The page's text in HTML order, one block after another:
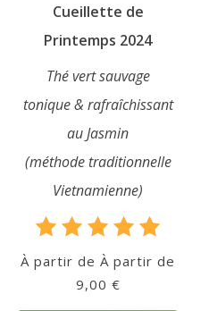
Qui
sommes-
nous
?
Témoignages
books
La
Cueillette de
Printemps 2024
Thé vert sauvage
tonique & rafraîchissant
au Jasmin
(méthode traditionnelle
Vietnamienne)
Rated
5.00
out of 5
À partir de
9,00 €